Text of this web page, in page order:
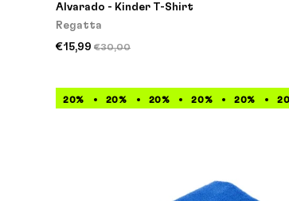
Alvarado - Kinder T-Shirt
Regatta
€15,99 €30,00
20% 20% 20% 20% 20%